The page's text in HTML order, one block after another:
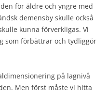
för äldre och yngre med
demensby skulle också
kunna förverkligas. Vi
som förbättrar och tydliggör
på lagnivå
Men först måste vi hitta